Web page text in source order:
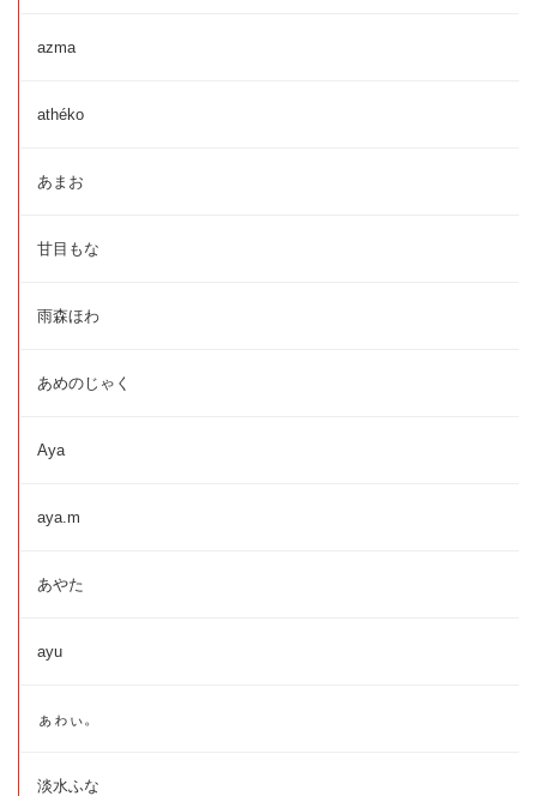
azma
athéko
あまお
甘目もな
雨森ほわ
あめのじゃく
Aya
aya.m
あやた
ayu
ぁゎぃ。
淡水ふな